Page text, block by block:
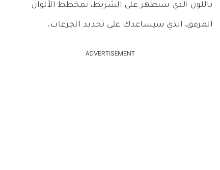
باللون الذي سيظهر على الشريط، بمخطط الألوان
المرفق، الذي سيساعدك على تحديد الجرعات.
ADVERTISEMENT